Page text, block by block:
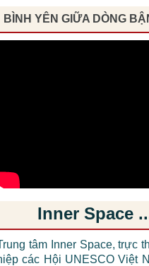
BÌNH YÊN GIỮA DÒNG
Inner Space
tâm Inner Space, trực
các Hội UNESCO Việt